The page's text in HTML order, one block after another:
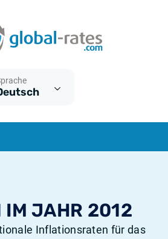
IM JAHR 2012
Inflationsraten für das